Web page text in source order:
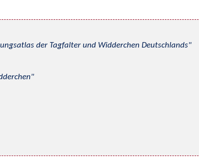
der Tagfalter und Widderchen Deutschlands